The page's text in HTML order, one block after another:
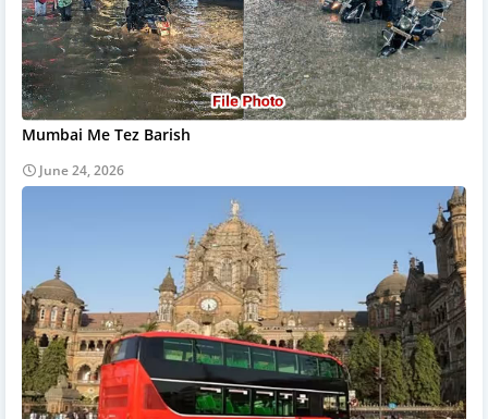
Mumbai Me Tez Barish
June 24, 2026